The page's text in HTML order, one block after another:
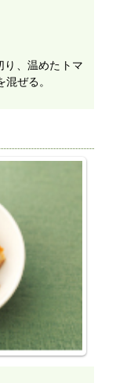
、温めたトマ
ぜる。